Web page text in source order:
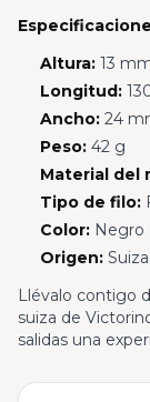
Altura:13
Longitud:
Ancho:24
Peso:42 g
Material del
Tipo de filo:
Color:Negro
Origen:Suiza
Llévalo contigo
suiza de
salidas una